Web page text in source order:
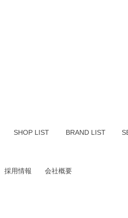
SHOP LIST BRAND LIST
採用情報 会社概要